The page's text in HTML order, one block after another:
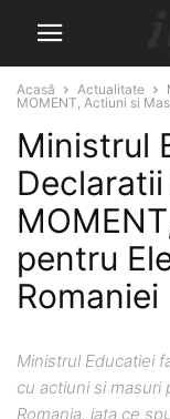
Acasă Actualitate
MOMENT, Actiuni si
Ministrul
pentru
Romaniei
Ministrul Educatiei
cu actiuni si masuri
Romania, iata ce